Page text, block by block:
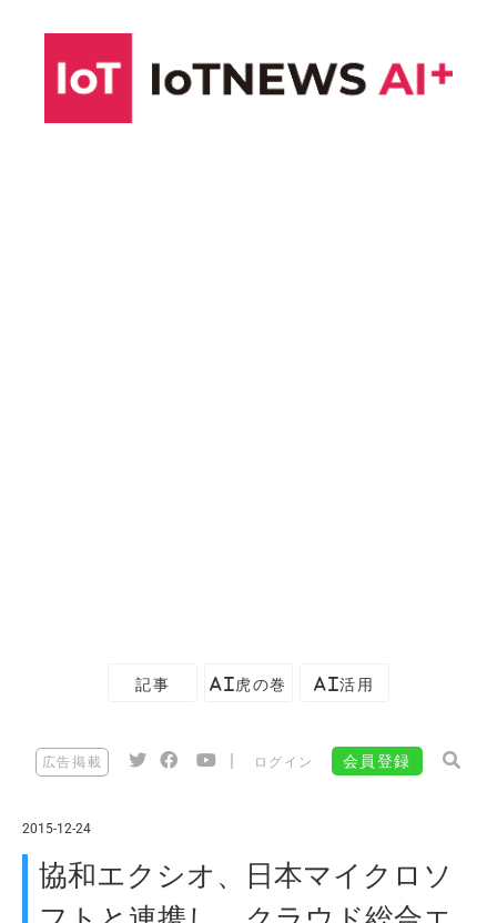
記事 AI虎の巻 AI活用
広告掲載 ログイン 会員登録
2015-12-24
協和エクシオ、日本マイクロソ